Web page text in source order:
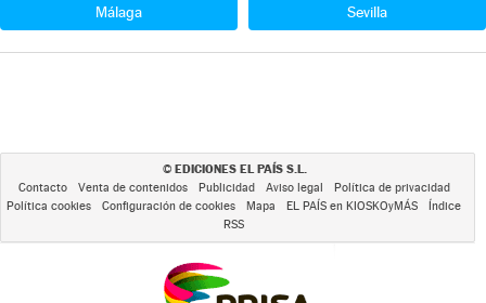
Málaga Sevilla
© EDICIONES EL PAÍS S.L.
Contacto Venta de contenidos Publicidad Aviso legal
Política de privacidad
Política cookies
Configuración de cookies Mapa EL PAÍS en KIOSKOyMÁS
Índice
RSS